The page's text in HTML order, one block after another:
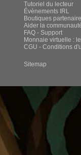
Tutoriel du lecteur
Évènements IRL
Boutiques
Aider la
FAQ - Support
Monnaie virtuelle :
CGU - Conditions
Sitemap